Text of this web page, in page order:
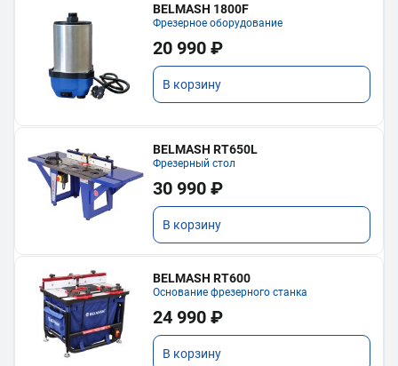
BELMASH 1800F
Фрезерное оборудование
20 990 ₽
В корзину
BELMASH RT650L
Фрезерный стол
30 990 ₽
В корзину
BELMASH RT600
Основание фрезерного станка
24 990 ₽
В корзину